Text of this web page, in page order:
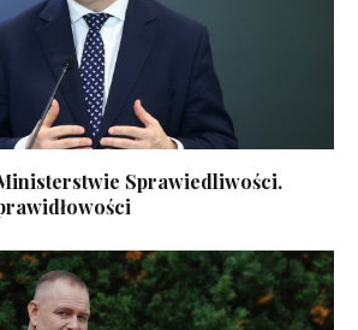
Sprawiedliwości.